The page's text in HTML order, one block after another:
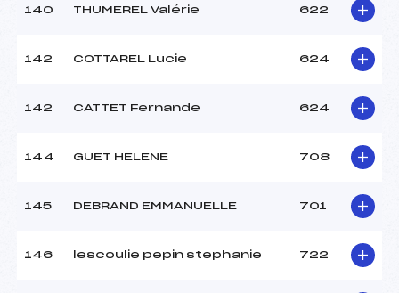
140 THUMEREL Valérie 622
142 COTTAREL Lucie 624
142 CATTET Fernande 624
144 GUET HELENE 708
145 DEBRAND EMMANUELLE 701
146 lescoulie pepin stephanie 722